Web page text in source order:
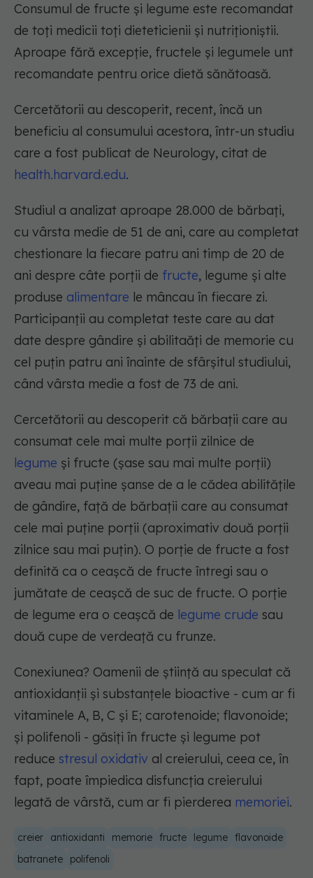
Consumul de fructe și legume este recomandat
de toți medicii toți dieteticienii și nutriționiștii.
Aproape fără excepție, fructele și legumele unt
recomandate pentru orice dietă sănătoasă.
Cercetătorii au descoperit, recent, încă un
beneficiu al consumului acestora, într-un studiu
care a fost publicat de Neurology, citat de
health.harvard.edu.
Studiul a analizat aproape 28.000 de bărbați,
cu vârsta medie de 51 de ani, care au completat
chestionare la fiecare patru ani timp de 20 de
ani despre câte porții de fructe, legume și alte
produse alimentare le mâncau în fiecare zi.
Participanții au completat teste care au dat
date despre gândire și abilitaăți de memorie cu
cel puțin patru ani înainte de sfârșitul studiului,
când vârsta medie a fost de 73 de ani.
Cercetătorii au descoperit că bărbații care au
consumat cele mai multe porții zilnice de
legume și fructe (șase sau mai multe porții)
aveau mai puține șanse de a le cădea abilitățile
de gândire, față de bărbații care au consumat
cele mai puține porții (aproximativ două porții
zilnice sau mai puțin). O porție de fructe a fost
definită ca o ceașcă de fructe întregi sau o
jumătate de ceașcă de suc de fructe. O porție
de legume era o ceașcă de legume crude sau
două cupe de verdeață cu frunze.
Conexiunea? Oamenii de știință au speculat că
antioxidanții și substanțele bioactive - cum ar fi
vitaminele A, B, C și E; carotenoide; flavonoide;
și polifenoli - găsiți în fructe și legume pot
reduce stresul oxidativ al creierului, ceea ce, în
fapt, poate împiedica disfuncția creierului
legată de vârstă, cum ar fi pierderea memoriei.
creier antioxidanti memorie fructe legume flavonoide
batranete
polifenoli